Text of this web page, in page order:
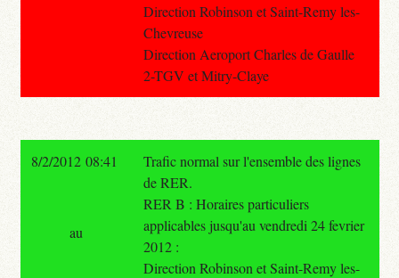
Direction Robinson et Saint-Remy les-
Chevreuse
Direction Aeroport Charles de Gaulle
2-TGV et Mitry-Claye
8/2/2012 08:41
Trafic normal sur l'ensemble des lignes
de RER.
RER B : Horaires particuliers
applicables jusqu'au vendredi 24 fevrier
2012 :
Direction Robinson et Saint-Remy les-
au